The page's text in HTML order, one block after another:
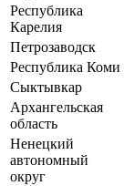
Республика
Карелия
Петрозаводск
Республика Коми
Сыктывкар
Архангельская
область
Ненецкий
автономный
округ